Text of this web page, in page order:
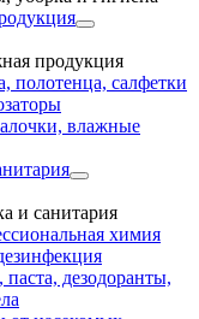
продукция
полотенца, салфетки
влажные
и санитария
химия
дезодоранты,